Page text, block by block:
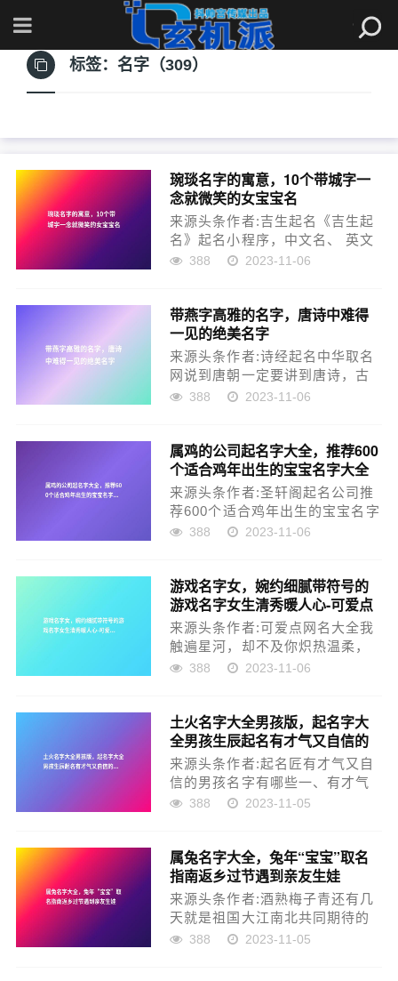
标签： 名字（309）
琬琰名字的寓意，10个带城字一
念就微笑的女宝宝名
来源头条作者:吉生起名《吉生起
名》起名小程序，中文名、 英文
名、乳名小名，查重名、查汉字
看）名字是后天的，蕴含着本人
的信息。由于有了姓名，人类才
能正常有序的交往。因此，父母
给我们每个人取...
388 2023-11-06
带燕字高雅的名字，唐诗中难得
一见的绝美名字
来源头条作者:诗经起名中华取名
网说到唐朝一定要讲到唐诗，古
诗文化之美离不开唐朝的繁荣，
齿颊生香。可见唐诗在中国文学
史上占据着极高的地位，也是文
化领域一颗璀璨的明珠。从这样
的一本经典书籍...
388 2023-11-06
属鸡的公司起名字大全，推荐600
个适合鸡年出生的宝宝名字大全
来源头条作者:圣轩阁起名公司推
荐600个适合鸡年出生的宝宝名字
大全男宝宝取名字大全嘉伦 自昊
毅 天晨和平 丛睿 秋江 浩初 艺森
哲彦 天路 善文海杰 佳颢 广茂
纬...
388 2023-11-06
游戏名字女，婉约细腻带符号的
游戏名字女生清秀暖人心-可爱点
来源头条作者:可爱点网名大全我
触遍星河，却不及你炽热温柔，
我踩着诗意，赋词伏笔也只为聊
望你们喜欢~萌眯牛奶煮萝莉空大
萌妹软萌猫玛丽莲萌鹿氺粿餹ぎ
软Q糖坏坏的丫头□小猫汪汪汪ε
じ☆ve萌...
388 2023-11-06
土火名字大全男孩版，起名字大
全男孩生辰起名有才气又自信的
男孩名字
来源头条作者:起名匠有才气又自
信的男孩名字有哪些一、有才气
又自信的男孩名字⑴ 哲明 (zhé
图 葵花萱草》——卫足保明哲，
忘忧助欢娱。赏析：哲：本义为
聪明，有智慧。也指聪...
388 2023-11-05
属兔名字大全，兔年“宝宝”取名
指南返乡过节遇到亲友生娃
来源头条作者:酒熟梅子青还有几
天就是祖国大江南北共同期待的
春节了，有些人早已经在返乡的
388 2023-11-05